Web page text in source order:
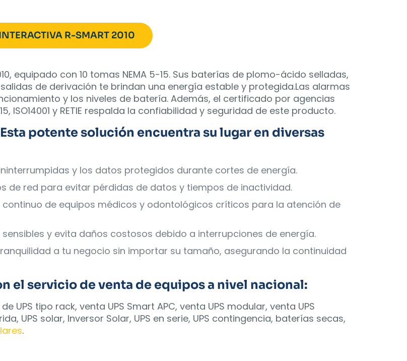
R-SMART 2010
equipado con 10 tomas NEMA 5-15. Sus baterías de plomo-ácido selladas,
de derivación te brindan una energía estable y protegida.Las alarmas
y los niveles de batería. Además, el certificado por agencias
ISO14001 y RETIE respalda la confiabilidad y seguridad de este producto.
potente solución encuentra su lugar en diversas
y los datos protegidos durante cortes de energía.
de red para evitar pérdidas de datos y tiempos de inactividad.
de equipos médicos y odontológicos críticos para la atención de
y evita daños costosos debido a interrupciones de energía.
a tu negocio sin importar su tamaño, asegurando la continuidad
el servicio de venta de equipos a nivel nacional:
UPS tipo rack, venta UPS Smart APC, venta UPS modular, venta UPS
UPS solar, Inversor Solar, UPS en serie, UPS contingencia, baterías secas,
.